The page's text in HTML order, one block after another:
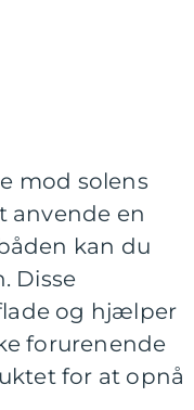
mod solens
anvende en
kan du
Disse
og hjælper
forurenende
for at opnå